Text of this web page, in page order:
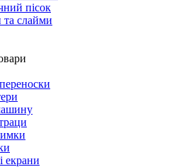
пісок
слайми
екрани